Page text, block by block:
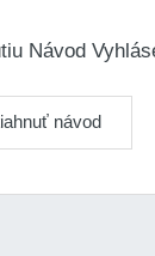
Návod
návod